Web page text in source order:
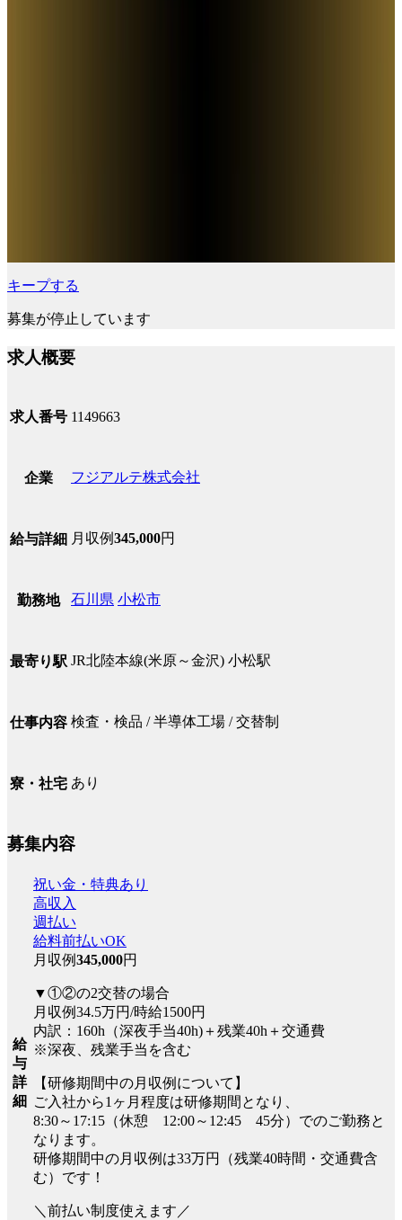
キープする
募集が停止しています
求人概要
求人番号 1149663
企業 フジアルテ株式会社
給与詳細 月収例345,000円
勤務地 石川県 小松市
最寄り駅 JR北陸本線(米原～金沢) 小松駅
仕事内容 検査・検品 / 半導体工場 / 交替制
寮・社宅 あり
募集内容
給
与
詳
細
祝い金・特典あり
高収入
週払い
給料前払いOK
月収例345,000円
▼①②の2交替の場合
月収例34.5万円/時給1500円
内訳：160h（深夜手当40h)＋残業40h＋交通費
※深夜、残業手当を含む
【研修期間中の月収例について】
ご入社から1ヶ月程度は研修期間となり、
8:30～17:15（休憩 12:00～12:45 45分）でのご勤務と
なります。
研修期間中の月収例は33万円（残業40時間・交通費含
む）です！
＼前払い制度使えます／